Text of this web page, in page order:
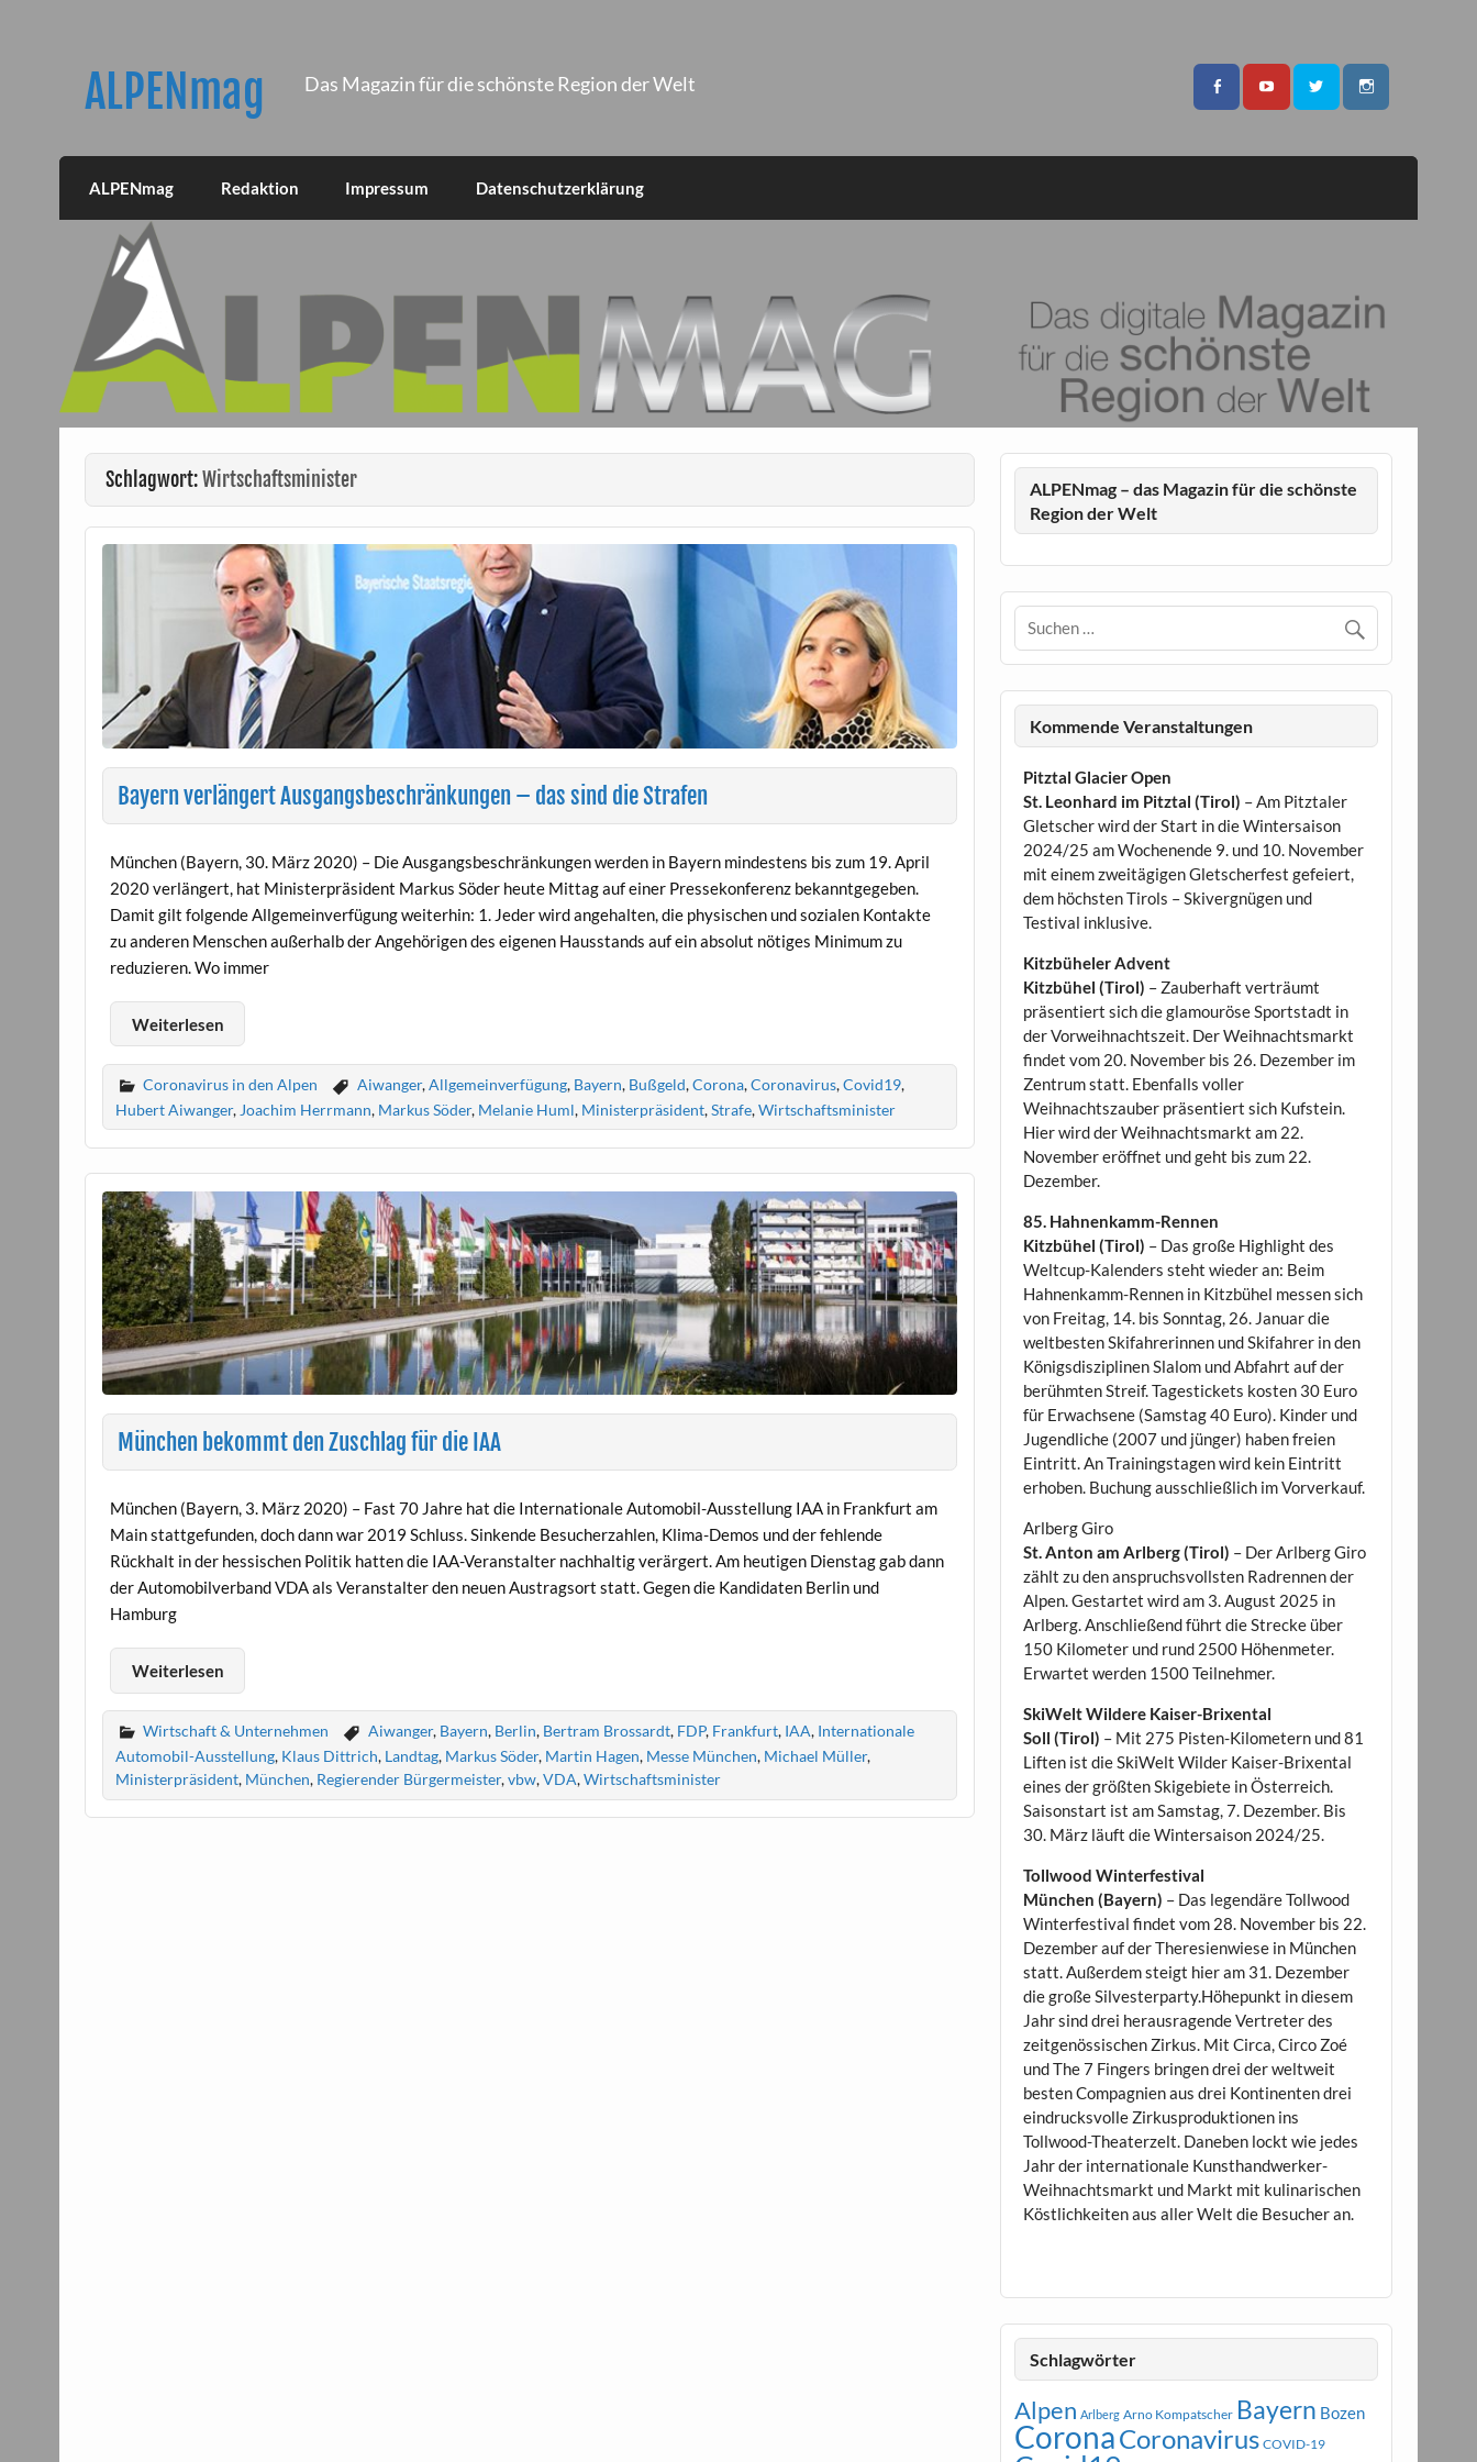
ALPENmag Das Magazin für die schönste Region der Welt
ALPENmag Redaktion Impressum Datenschutzerklärung
Schlagwort:Wirtschaftsminister
Bayern verlängert Ausgangsbeschränkungen – das sind die Strafen
München (Bayern, 30. März 2020) – Die Ausgangsbeschränkungen werden in Bayern mindestens bis zum 19. April
2020 verlängert, hat Ministerpräsident Markus Söder heute Mittag auf einer Pressekonferenz bekanntgegeben.
Damit gilt folgende Allgemeinverfügung weiterhin: 1. Jeder wird angehalten, die physischen und sozialen Kontakte
zu anderen Menschen außerhalb der Angehörigen des eigenen Hausstands auf ein absolut nötiges Minimum zu
reduzieren. Wo immer
Weiterlesen
Coronavirus in den Alpen Aiwanger,Allgemeinverfügung, Bayern, Bußgeld,Corona,Coronavirus,Covid19,
Hubert Aiwanger, Joachim Herrmann, Markus Söder, Melanie Huml, Ministerpräsident,Strafe,Wirtschaftsminister
München bekommt den Zuschlag für die IAA
München (Bayern, 3. März 2020) – Fast 70 Jahre hat die Internationale Automobil-Ausstellung IAA in Frankfurt am
Main stattgefunden, doch dann war 2019 Schluss. Sinkende Besucherzahlen, Klima-Demos und der fehlende
Rückhalt in der hessischen Politik hatten die IAA-Veranstalter nachhaltig verärgert. Am heutigen Dienstag gab dann
der Automobilverband VDA als Veranstalter den neuen Austragsort statt. Gegen die Kandidaten Berlin und
Hamburg
Weiterlesen
Wirtschaft & Unternehmen Aiwanger, Bayern, Berlin, Bertram Brossardt, FDP, Frankfurt, IAA, Internationale
Automobil-Ausstellung, Klaus Dittrich, Landtag, Markus Söder, Martin Hagen, Messe München, Michael Müller,
Ministerpräsident, München, Regierender Bürgermeister,vbw,VDA,Wirtschaftsminister
ALPENmag – das Magazin für die schönste
Region der Welt
Kommende Veranstaltungen
Pitztal Glacier Open
St. Leonhard im Pitztal (Tirol) – Am Pitztaler
Gletscher wird der Start in die Wintersaison
2024/25 am Wochenende 9. und 10. November
mit einem zweitägigen Gletscherfest gefeiert,
dem höchsten Tirols – Skivergnügen und
Testival inklusive.
Kitzbüheler Advent
Kitzbühel (Tirol) – Zauberhaft verträumt
präsentiert sich die glamouröse Sportstadt in
der Vorweihnachtszeit. Der Weihnachtsmarkt
findet vom 20. November bis 26. Dezember im
Zentrum statt. Ebenfalls voller
Weihnachtszauber präsentiert sich Kufstein.
Hier wird der Weihnachtsmarkt am 22.
November eröffnet und geht bis zum 22.
Dezember.
85. Hahnenkamm-Rennen
Kitzbühel (Tirol) – Das große Highlight des
Weltcup-Kalenders steht wieder an: Beim
Hahnenkamm-Rennen in Kitzbühel messen sich
von Freitag, 14. bis Sonntag, 26. Januar die
weltbesten Skifahrerinnen und Skifahrer in den
Königsdisziplinen Slalom und Abfahrt auf der
berühmten Streif. Tagestickets kosten 30 Euro
für Erwachsene (Samstag 40 Euro). Kinder und
Jugendliche (2007 und jünger) haben freien
Eintritt. An Trainingstagen wird kein Eintritt
erhoben. Buchung ausschließlich im Vorverkauf.
Arlberg Giro
St. Anton am Arlberg (Tirol) – Der Arlberg Giro
zählt zu den anspruchsvollsten Radrennen der
Alpen. Gestartet wird am 3. August 2025 in
Arlberg. Anschließend führt die Strecke über
150 Kilometer und rund 2500 Höhenmeter.
Erwartet werden 1500 Teilnehmer.
SkiWelt Wildere Kaiser-Brixental
Soll (Tirol) – Mit 275 Pisten-Kilometern und 81
Liften ist die SkiWelt Wilder Kaiser-Brixental
eines der größten Skigebiete in Österreich.
Saisonstart ist am Samstag, 7. Dezember. Bis
30. März läuft die Wintersaison 2024/25.
Tollwood Winterfestival
München (Bayern) – Das legendäre Tollwood
Winterfestival findet vom 28. November bis 22.
Dezember auf der Theresienwiese in München
statt. Außerdem steigt hier am 31. Dezember
die große Silvesterparty.Höhepunkt in diesem
Jahr sind drei herausragende Vertreter des
zeitgenössischen Zirkus. Mit Circa, Circo Zoé
und The 7 Fingers bringen drei der weltweit
besten Compagnien aus drei Kontinenten drei
eindrucksvolle Zirkusproduktionen ins
Tollwood-Theaterzelt. Daneben lockt wie jedes
Jahr der internationale Kunsthandwerker-
Weihnachtsmarkt und Markt mit kulinarischen
Köstlichkeiten aus aller Welt die Besucher an.
Schlagwörter
Alpen Arlberg Arno Kompatscher Bayern Bozen
CoronaCoronavirus COVID-19